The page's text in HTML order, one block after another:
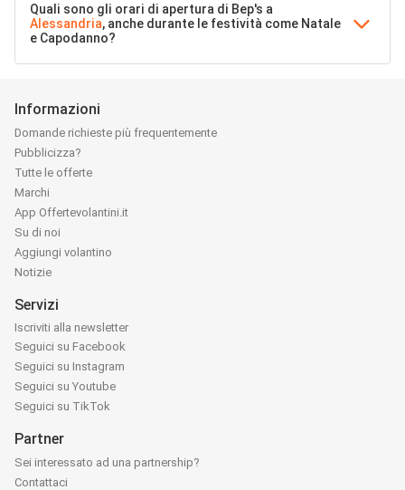
Quali sono gli orari di apertura di Bep's a
Alessandria, anche durante le festività come Natale
e Capodanno?
Informazioni
Domande richieste più frequentemente
Pubblicizza?
Tutte le offerte
Marchi
App Offertevolantini.it
Su di noi
Aggiungi volantino
Notizie
Servizi
Iscriviti alla newsletter
Seguici su Facebook
Seguici su Instagram
Seguici su Youtube
Seguici su TikTok
Partner
Sei interessato ad una partnership?
Contattaci